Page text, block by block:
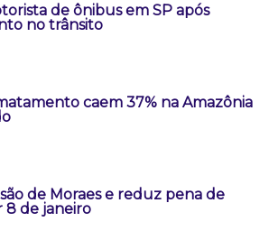
de ônibus em SP após
no trânsito
caem 37% na Amazônia
de Moraes e reduz pena de
8 de janeiro